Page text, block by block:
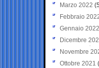
Marzo 2022
Febbraio
Gennaio 2022
Dicembre
Novembre
Ottobre 2021